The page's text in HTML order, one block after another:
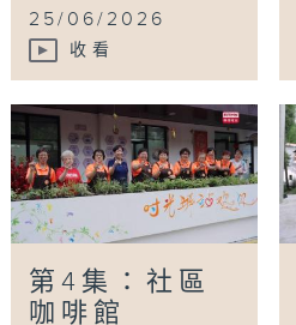
25/06/2026
收看
第4集：社區
咖啡館